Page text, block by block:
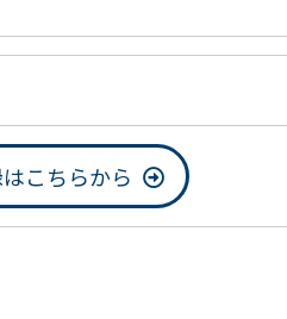
こちらから